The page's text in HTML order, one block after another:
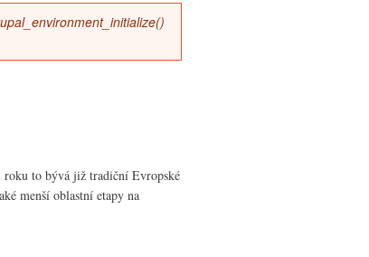
roku to bývá již tradiční Evropské
menší oblastní etapy na